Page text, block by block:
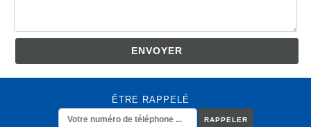
ÊTRE RAPPELÉ